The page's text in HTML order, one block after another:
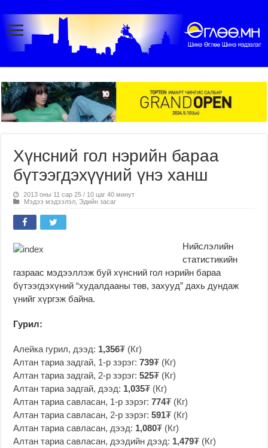
Хүнсний гол нэрийн бараа
бүтээгдэхүүний үнэ ханш
2013 оны 11 сар 25 / 10 цаг 40 минут
Мэдээ мэдээлэл Эдийн засаг
Нийслэлийн
статистикийн
газраас мэдээллэж буй хүнсний гол нэрийн бараа
бүтээгдэхүний “худалдааны төв, захууд” дахь дундаж
үнийг хүргэж байна.
Гурил:
Алейка гурил, дээд: 1,356₮ (Кг)
Алтан тариа задгай, 1-р зэрэг:739₮ (Кг)
Алтан тариа задгай, 2-р зэрэг:525₮ (Кг)
Алтан тариа задгай, дээд: 1,035₮ (Кг)
Алтан тариа савласан, 1-р зэрэг:774₮ (Кг)
Алтан тариа савласан, 2-р зэрэг:591₮ (Кг)
Алтан тариа савласан, дээд: 1,080₮ (Кг)
Алтан тариа савласан, дээдийн дээд: 1,479₮ (Кг)